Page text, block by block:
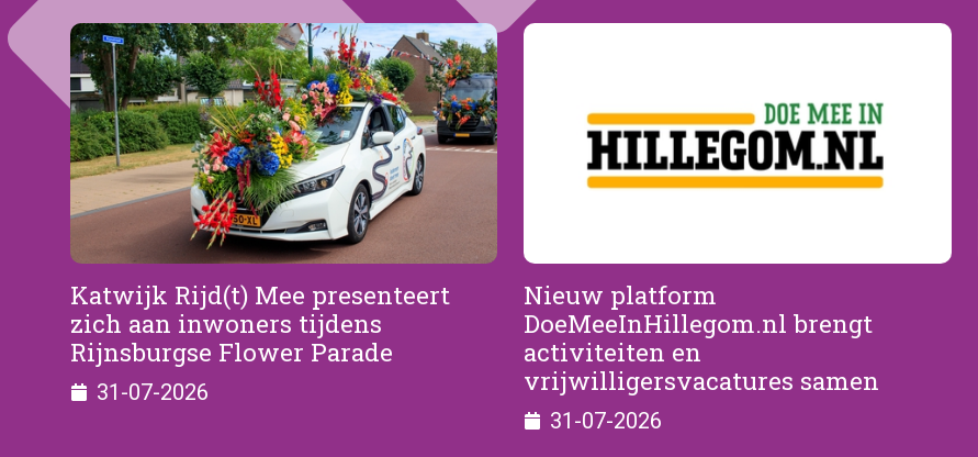
Katwijk Rijd(t) Mee presenteert
zich aan inwoners tijdens
Rijnsburgse Flower Parade
31-07-2026
Nieuw platform
DoeMeeInHillegom.nl brengt
activiteiten en
vrijwilligersvacatures samen
31-07-2026